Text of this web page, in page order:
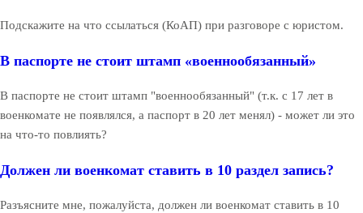
Подскажите на что ссылаться (КоАП) при разговоре с юристом.
В паспорте не стоит штамп «военнообязанный»
В паспорте не стоит штамп "военнообязанный" (т.к. с 17 лет в
военкомате не появлялся, а паспорт в 20 лет менял) - может ли это
на что-то повлиять?
Должен ли военкомат ставить в 10 раздел запись?
Разъясните мне, пожалуйста, должен ли военкомат ставить в 10